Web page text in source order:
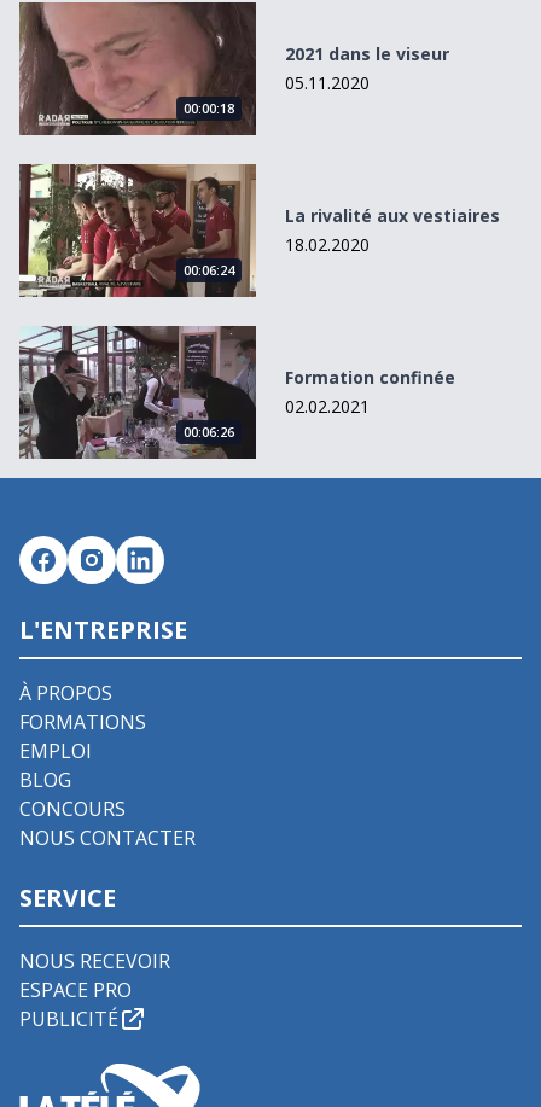
2021 dans le viseur
00:00:18
2021 dans le viseur
05.11.2020
La rivalité aux vestiaires
00:06:24
La rivalité aux vestiaires
18.02.2020
Formation confinée
00:06:26
Formation confinée
02.02.2021
L'ENTREPRISE
À PROPOS
FORMATIONS
EMPLOI
BLOG
CONCOURS
NOUS CONTACTER
SERVICE
NOUS RECEVOIR
ESPACE PRO
PUBLICITÉ